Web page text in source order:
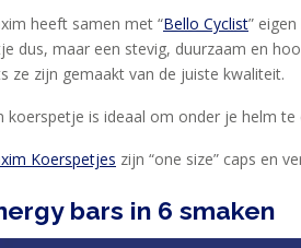
heeft samen met “Bello Cyclist”
dus, maar een stevig, duurzaam en
ze zijn gemaakt van de juiste kwaliteit.
koerspetje is ideaal om onder je helm
Koerspetjes zijn “one size” caps en
bars in 6 smaken